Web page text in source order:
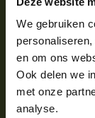
We gebruiken
en om ons
Ook delen we
met onze
analyse.